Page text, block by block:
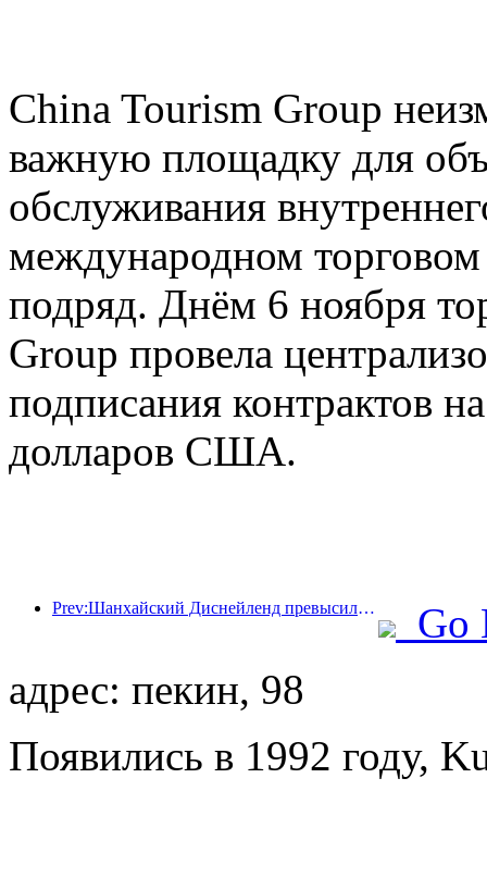
China Tourism Group
важную площадку для
обслуживания
международном
подряд. Днём 6 ноября
Group провела
подписания контрактов
долларов США.
Prev:Шанхайский Диснейленд превысил 100 миллионов посетителей и планирует расшириться за счет открытия четвертого тематического отеля.
Go
адрес: пекин, 98
Появились в 1992 году,